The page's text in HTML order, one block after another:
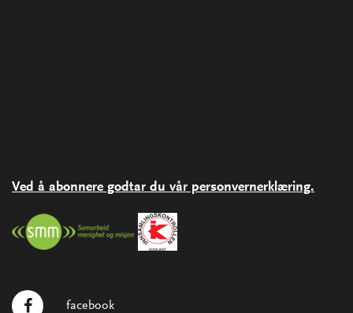
Ved å abonnere godtar du vår personvernerklæring.
facebook